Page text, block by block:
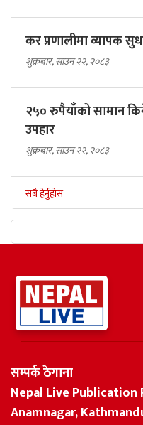
कर प्रणालीमा व्यापक
शुक्रबार, साउन २२, २०८३
२५० रुपैयाँको सामान
उपहार
शुक्रबार, साउन २२, २०८३
सबै हेर्नुहोस
सम्पर्क ठेगाना
Nepal Live Publication
Anamnagar,